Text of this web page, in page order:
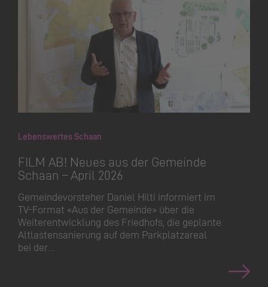
Lebenswertes Schaan
FILM AB! Neues aus der Gemeinde
Schaan – April 2026
Gemeinde­vorsteher Daniel Hilti informiert im
TV-Format «Aus der Gemeinde» über die
Weiterent­wicklung des Friedhofs, die geplante
Altlasten­sanierung auf dem Parkplatzareal
bei der…